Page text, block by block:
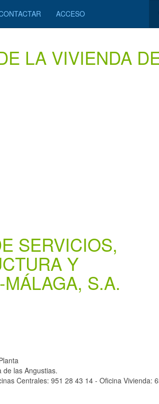
ACCESO
LA VIVIENDA
SERVICIOS,
Y
S.A.
Cayetano. Plaza de las
14 - Oficina Vivienda: